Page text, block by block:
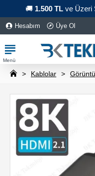
🚚 1.500 TLve Üzeri
Hesabım Üye Ol
Kablolar